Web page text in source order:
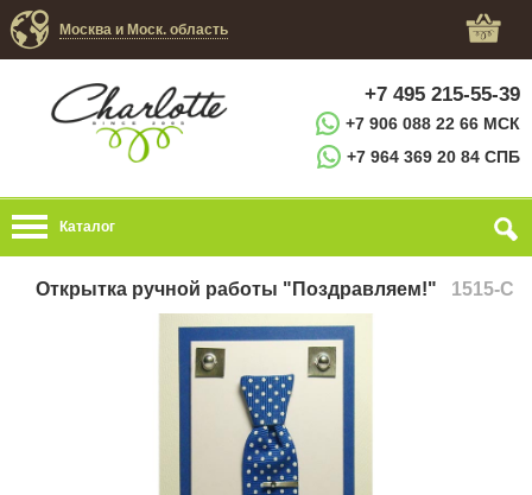
Москва и Моск. область
+7 495 215-55-39
+7 906 088 22 66 МСК
+7 964 369 20 84 СПБ
Каталог
Открытка ручной работы "Поздравляем!" 1515-C